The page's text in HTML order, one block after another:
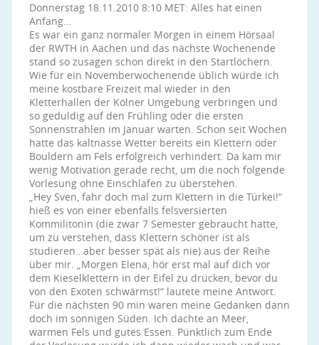
Donnerstag 18.11.2010 8:10 MET: Alles hat einen
Anfang…
Es war ein ganz normaler Morgen in einem Hörsaal
der RWTH in Aachen und das nächste Wochenende
stand so zusagen schon direkt in den Startlöchern.
Wie für ein Novemberwochenende üblich würde ich
meine kostbare Freizeit mal wieder in den
Kletterhallen der Kölner Umgebung verbringen und
so geduldig auf den Frühling oder die ersten
Sonnenstrahlen im Januar warten. Schon seit Wochen
hatte das kaltnasse Wetter bereits ein Klettern oder
Bouldern am Fels erfolgreich verhindert. Da kam mir
wenig Motivation gerade recht, um die noch folgende
Vorlesung ohne Einschlafen zu überstehen.
„Hey Sven, fahr doch mal zum Klettern in die Türkei!“
hieß es von einer ebenfalls felsversierten
Kommilitonin (die zwar 7 Semester gebraucht hatte,
um zu verstehen, dass Klettern schöner ist als
studieren…aber besser spät als nie) aus der Reihe
über mir. „Morgen Elena, hör erst mal auf dich vor
dem Kieselklettern in der Eifel zu drücken, bevor du
von den Exoten schwärmst!“ lautete meine Antwort.
Für die nächsten 90 min waren meine Gedanken dann
doch im sonnigen Süden. Ich dachte an Meer,
warmen Fels und gutes Essen. Pünktlich zum Ende